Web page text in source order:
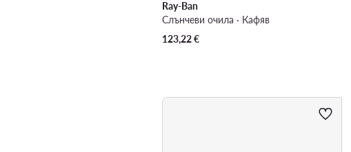
Ray-Ban
Слънчеви очила · Кафяв
123,22€